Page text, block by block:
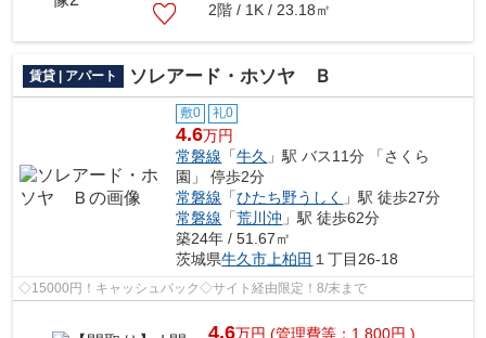
2階 / 1K / 23.18㎡
賃貸 | アパート ソレアード・ホソヤ Ｂ
敷0 礼0
4.6万円
常磐線 「牛久 」駅 バス11分 「さくら
園」 停歩2分
常磐線 「ひたち野うしく
」駅 徒歩27分
常磐線 「荒川沖 」駅 徒歩62分
築24年 / 51.67㎡
茨城県牛久市上柏田 １丁目26-18
◇15000円！キャッシュバック◇サイト経由限定！8/末まで
4.6万円 (管理費等：1,800円 )